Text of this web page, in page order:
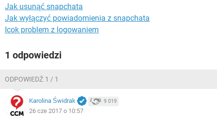
Jak usunąć snapchata
Jak wyłączyć powiadomienia z snapchata
Icok problem z logowaniem
1 odpowiedzi
ODPOWIEDŹ 1 / 1
Karolina Świdrak 9 019
26 cze 2017 o 10:57